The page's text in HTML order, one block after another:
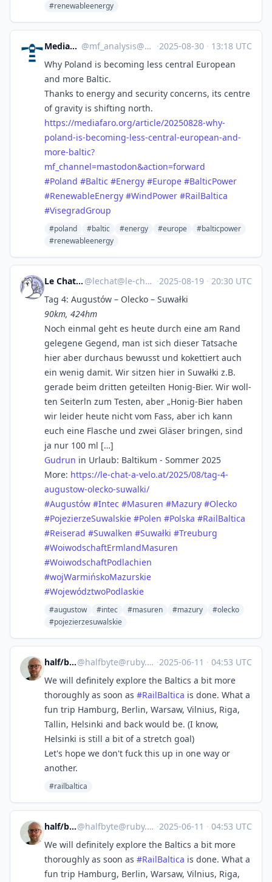
#renewableenergy
MediaFaro Analysis @mf_analysis@mastodon.mediafaro.org ·2025-08-30 · 13:18 UTC
Why Poland is becoming less central European
and more Baltic.
Thanks to energy and security concerns, its centre
of gravity is shifting north.
https://mediafaro.org/article/20250828-why-
poland-is-becoming-less-central-european-and-
more-baltic?
mf_channel=mastodon&action=forward
#Poland #Baltic #Energy #Europe #BalticPower
#RenewableEnergy #WindPower #RailBaltica
#VisegradGroup
#poland #baltic #energy #europe
#balticpower
#renewableenergy
Le Chat à Vélo @lechat@le-chat-a-velo.at ·2025-08-19 · 20:30 UTC
Tag 4: Augus­tów – Olecko – Suwałki
90km, 424hm
Noch ein­mal geht es heu­te durch eine am Rand
gele­ge­ne Gegend, man ist sich die­ser Tat­sa­che
hier aber durch­aus bewusst und koket­tiert auch
ein wenig damit. Wir sit­zen hier in Suwałki z.B.
gera­de beim drit­ten geteil­ten Honig-Bier. Wir woll­
ten Sei­terln zum Tes­ten, aber „Honig-Bier haben
wir lei­der heu­te nicht vom Fass, aber ich kann
euch eine Fla­sche und zwei Glä­ser brin­gen, sind
ja nur 100 ml […]
Gudrun in Urlaub: Baltikum - Sommer 2025
More: https://le-chat-a-velo.at/2025/08/tag-4-
augustow-olecko-suwalki/
#Augustów #Intec #Masuren #Mazury #Olecko
#PojezierzeSuwalskie #Polen #Polska #RailBaltica
#Reiserad #Suwalken #Suwałki #Treuburg
#WoiwodschaftErmlandMasuren
#WoiwodschaftPodlachien
#wojWarmińskoMazurskie
#WojewództwoPodlaskie
#augustow #intec #masuren #mazury
#olecko
#pojezierzesuwalskie
half/byte@halfbyte@ruby.social ·2025-06-11 · 04:53 UTC
We will definitely explore the Baltics a bit more
thoroughly as soon as #RailBaltica is done. What a
fun trip Hamburg, Berlin, Warsaw, Vilnius, Riga,
Tallin, Helsinki and back would be. (I know,
Helsinki is still a bit of a stretch goal)
Let's hope we don't fuck this up in one way or
another.
#railbaltica
half/byte@halfbyte@ruby.social ·2025-06-11 · 04:53 UTC
We will definitely explore the Baltics a bit more
thoroughly as soon as #RailBaltica is done. What a
fun trip Hamburg, Berlin, Warsaw, Vilnius, Riga,